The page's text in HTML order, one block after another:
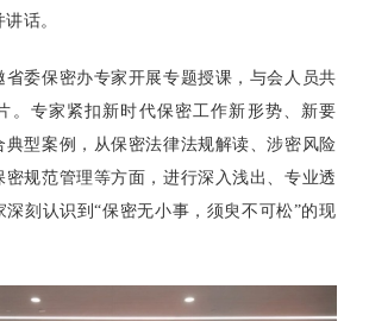
话。
委保密办专家开展专题授课，与会人员共
。专家紧扣新时代保密工作新形势、新要
典型案例，从保密法律法规解读、涉密风险
密规范管理等方面，进行深入浅出、专业透
深刻认识到“保密无小事，须臾不可松”的现